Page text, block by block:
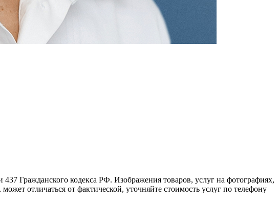
Гражданского кодекса РФ. Изображения товаров, услуг на фотографиях,
отличаться от фактической, уточняйте стоимость услуг по телефону